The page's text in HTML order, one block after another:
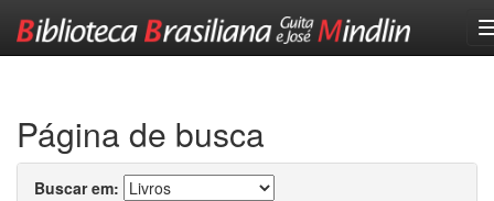
Página de busca
Buscar em: